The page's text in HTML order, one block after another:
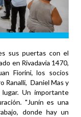
sus puertas con el
en Rivadavia 1470,
Fiorini, los socios
Ranalli, Daniel Mas y
Un importante
"Junín es una
donde hay un